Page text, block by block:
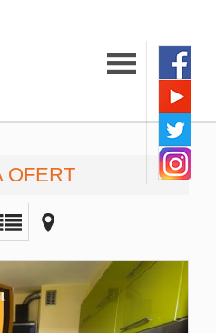
Strona
Oferty
OFERT